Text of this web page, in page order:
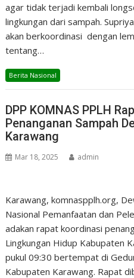
agar tidak terjadi kembali
lingkungan dari sampah.
akan berkoordinasi dengan
tentang…
Berita Nasional
DPP KOMNAS PPLH
Penanganan Sampah
Karawang
Mar 18, 2025 admin
Karawang, komnaspplh.org,
Nasional Pemanfaatan dan
adakan rapat koordinasi
Lingkungan Hidup Kabupaten
pukul 09:30 bertempat di
Kabupaten Karawang. Rapat